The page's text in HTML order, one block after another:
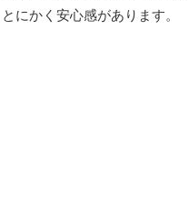
にかく安心感があります。